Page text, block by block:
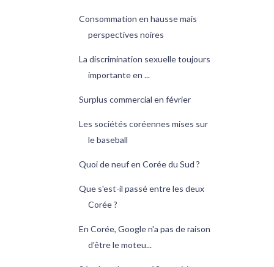
Consommation en hausse mais
perspectives noires
La discrimination sexuelle toujours
importante en ...
Surplus commercial en février
Les sociétés coréennes mises sur
le baseball
Quoi de neuf en Corée du Sud ?
Que s'est-il passé entre les deux
Corée ?
En Corée, Google n'a pas de raison
d'être le moteu...